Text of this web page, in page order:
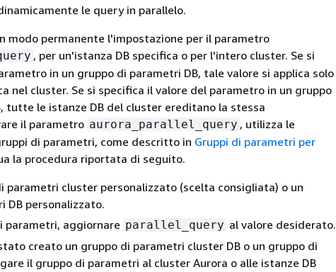
le query in parallelo.
modo permanente l'impostazione per il parametro
, per un'istanza DB specifica o per l'intero cluster. Se si
in un gruppo di parametri DB, tale valore si applica solo
nel cluster. Se si specifica il valore del parametro in un gruppo
tutte le istanze DB del cluster ereditano la stessa
il parametro aurora_parallel_query , utilizza le
di parametri, come descritto in Gruppi di parametri per
la procedura riportata di seguito.
parametri cluster personalizzato (scelta consigliata) o un
DB personalizzato.
parametri, aggiornare parallel_query al valore desiderato.
creato un gruppo di parametri cluster DB o un gruppo di
il gruppo di parametri al cluster Aurora o alle istanze DB